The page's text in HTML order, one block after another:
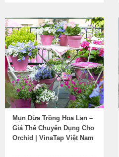
Mụn Dừa Trồng Hoa Lan –
Giá Thể Chuyên Dụng Cho
Orchid | VinaTap Việt Nam